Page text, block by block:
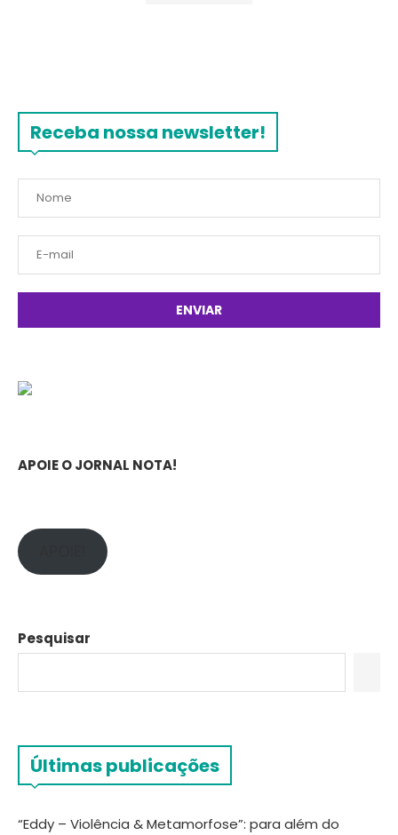
Receba nossa newsletter!
APOIE O JORNAL NOTA!
Pesquisar
Últimas publicações
“Eddy – Violência & Metamorfose”: para além do